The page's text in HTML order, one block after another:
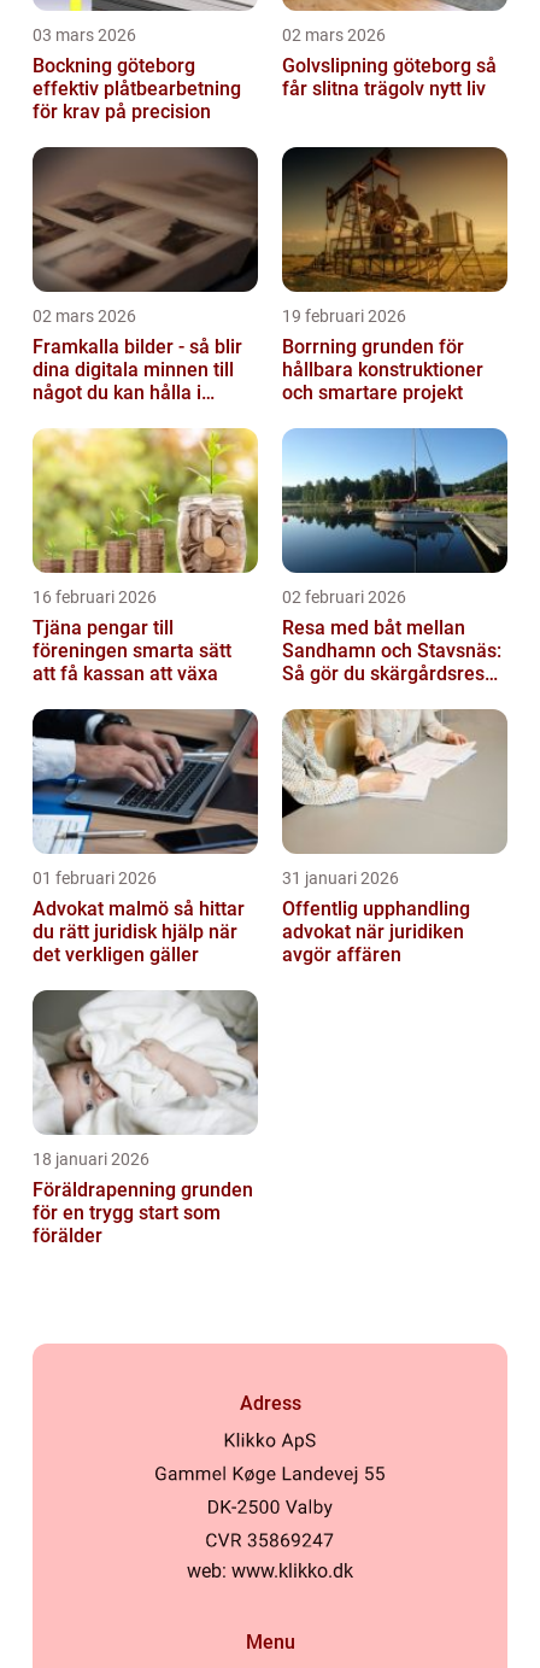
03 mars 2026
Bockning göteborg
effektiv plåtbearbetning
för krav på precision
02 mars 2026
Golvslipning göteborg så
får slitna trägolv nytt liv
02 mars 2026
Framkalla bilder - så blir
dina digitala minnen till
något du kan hålla i
19 februari 2026
Borrning grunden för
hållbara konstruktioner
och smartare projekt
16 februari 2026
Tjäna pengar till
föreningen smarta sätt
att få kassan att växa
02 februari 2026
Resa med båt mellan
Sandhamn och Stavsnäs:
Så gör du skärgårdsresan
01 februari 2026
Advokat malmö så hittar
du rätt juridisk hjälp när
det verkligen gäller
31 januari 2026
Offentlig upphandling
advokat när juridiken
avgör affären
18 januari 2026
Föräldrapenning grunden
för en trygg start som
förälder
Adress
web: www.klikko.dk
Menu